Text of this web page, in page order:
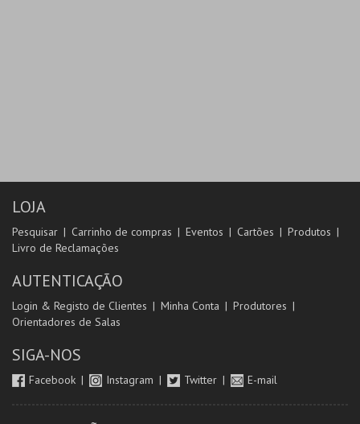
LOJA
Pesquisar Carrinho de compras Eventos Cartões
Produtos
Livro de Reclamações
AUTENTICAÇÃO
Login & Registo de Clientes Minha Conta
Produtores
Orientadores de Salas
SIGA-NOS
Facebook Instagram Twitter E-mail